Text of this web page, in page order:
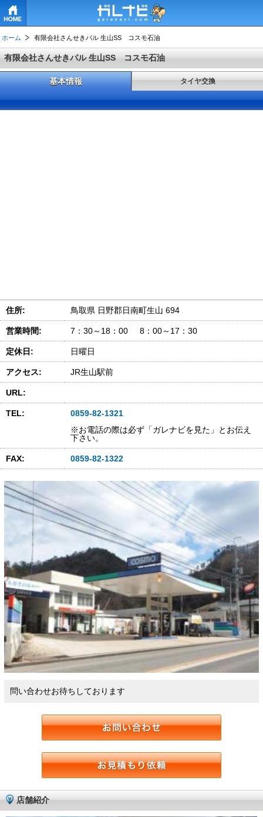
ホーム 有限会社さんせきパル 生山SS コスモ石油
有限会社さんせきパル 生山SS コスモ石油
基本情報 タイヤ交換
住所: 鳥取県 日野郡日南町生山 694
営業時間: 7：30～18：00 8：00～17：30
定休日: 日曜日
アクセス: JR生山駅前
URL:
TEL:
0859-82-1321
※お電話の際は必ず「ガレナビを見た」とお伝え
下さい。
FAX: 0859-82-1322
問い合わせお待ちしております
店舗紹介